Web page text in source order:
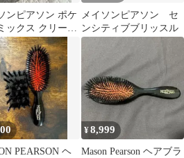
ンピアソン ポケ
ックス クリーニ
ラシ
メイソンピアソン セ
ンシティブブリッスル
PEARSON ヘ
¥8,999
Mason Pearson ヘアブラ